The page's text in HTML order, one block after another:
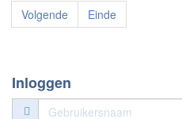
Volgende
Einde
Inloggen